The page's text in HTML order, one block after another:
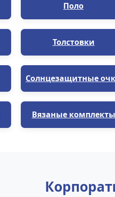
Поло
Толстовки
Солнцезащитные
Вязаные комплекты